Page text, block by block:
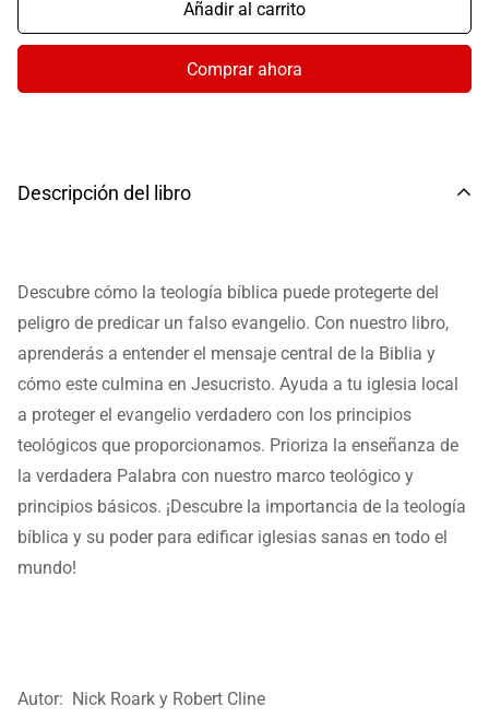
Añadir al carrito
Comprar ahora
Descripción del libro
Descubre cómo la teología bíblica puede protegerte del
peligro de predicar un falso evangelio. Con nuestro libro,
aprenderás a entender el mensaje central de la Biblia y
cómo este culmina en Jesucristo. Ayuda a tu iglesia local
a proteger el evangelio verdadero con los principios
teológicos que proporcionamos. Prioriza la enseñanza de
la verdadera Palabra con nuestro marco teológico y
principios básicos. ¡Descubre la importancia de la teología
bíblica y su poder para edificar iglesias sanas en todo el
mundo!
Autor: Nick Roark y Robert Cline